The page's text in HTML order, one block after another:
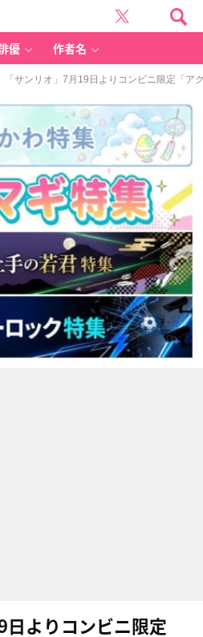
優 作者名
「サンリオ」7月19日よりコンビニ限定「ア
日よりコンビニ限定